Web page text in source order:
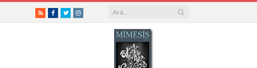
RSSFacebook
TwitterInstagram